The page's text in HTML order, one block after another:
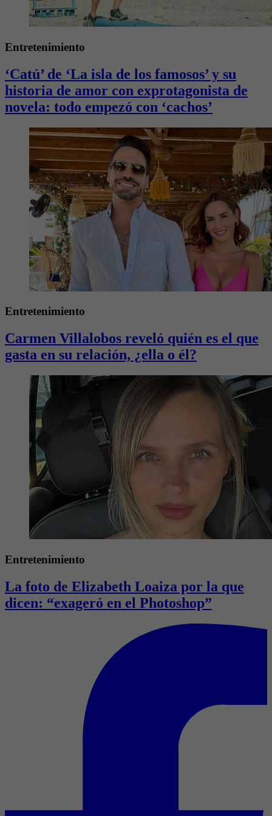
Entretenimiento
‘Catú’ de ‘La isla de los famosos’ y su
historia de amor con exprotagonista de
novela: todo empezó con ‘cachos’
Entretenimiento
Carmen Villalobos reveló quién es el que
gasta en su relación, ¿ella o él?
Entretenimiento
La foto de Elizabeth Loaiza por la que
dicen: “exageró en el Photoshop”